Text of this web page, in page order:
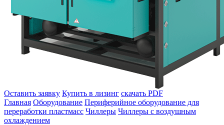
Оставить заявку Купить в лизинг скачать PDF
Главная Оборудование Периферийное оборудование для
переработки пластмасс Чиллеры Чиллеры с воздушным
охлаждением